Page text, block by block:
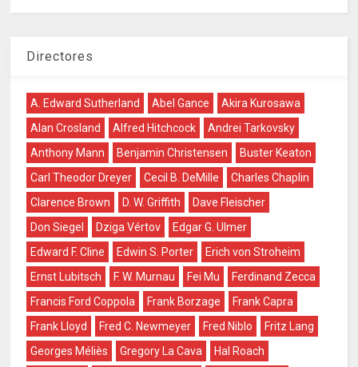
Directores
A. Edward Sutherland Abel Gance
Akira Kurosawa
Alan Crosland
Alfred Hitchcock
Andrei Tarkovsky
Anthony Mann
Benjamin Christensen
Buster Keaton
Carl Theodor Dreyer
Cecil B. DeMille
Charles Chaplin
Clarence Brown
D. W. Griffith
Dave Fleischer
Don Siegel
Dziga Vértov
Edgar G. Ulmer
Edward F. Cline
Edwin S. Porter
Erich von Stroheim
Ernst Lubitsch
F. W. Murnau Fei Mu
Ferdinand Zecca
Francis Ford Coppola
Frank Borzage
Frank Capra
Frank Lloyd
Fred C. Newmeyer Fred Niblo
Fritz Lang
Georges Méliès
Gregory La Cava
Hal Roach